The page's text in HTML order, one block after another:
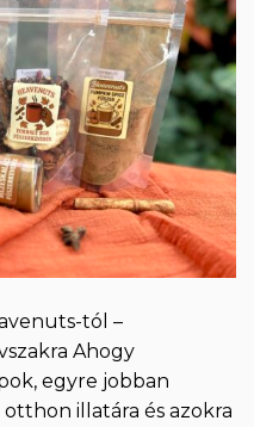
tól –
Ahogy
egyre jobban
illatára és azokra